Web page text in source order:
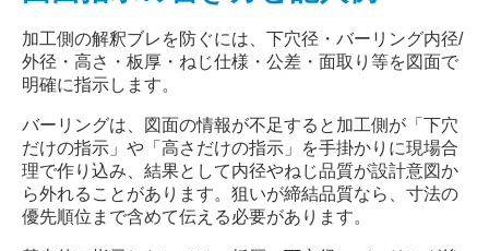
加工側の解釈ブレを防ぐには、下穴径・バーリング内径/
外径・高さ・板厚・ねじ仕様・公差・面取り等を図面で
明確に指示します。
バーリングは、図面の情報が不足すると加工側が「下穴
だけの指示」や「高さだけの指示」を手掛かりに現場合
理で作り込み、結果として内径やねじ品質が設計意図か
ら外れることがあります。狙いが締結品質なら、寸法の
優先順位まで含めて伝える必要があります。